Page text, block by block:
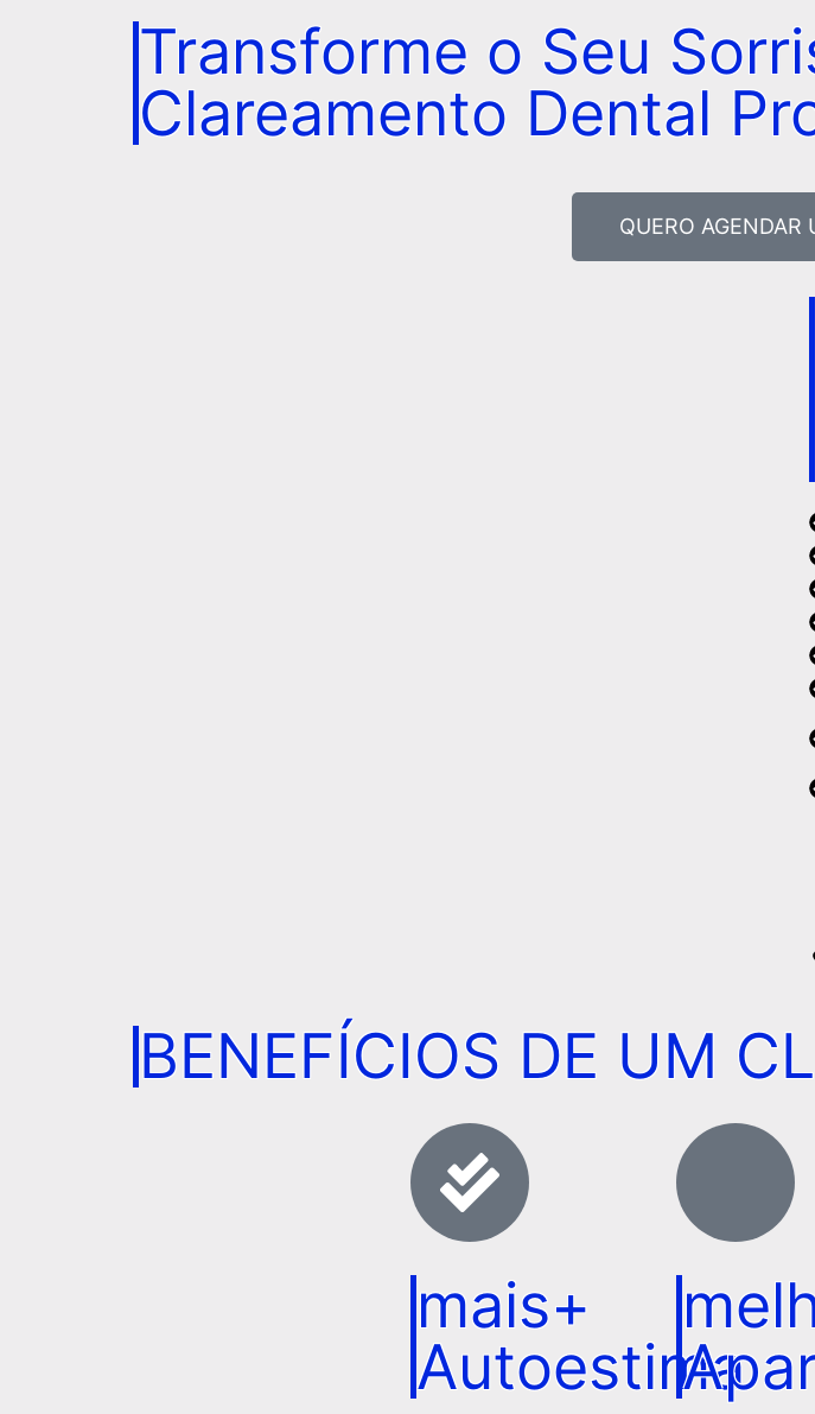
Transforme o Seu
Clareamento Dental
QUERO AGENDAR
BENEFÍCIOS DE UM
mais+
Autoestima